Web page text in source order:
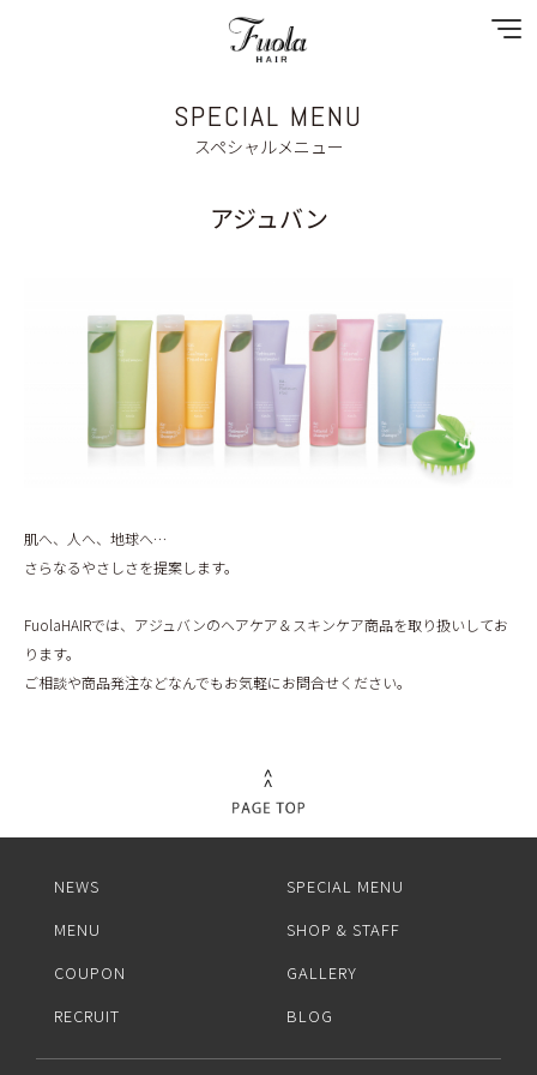
SHOP & STAFF
GALLERY
BLOG
SPECIAL MENU
スペシャルメニュー
アジュバン
肌へ、人へ、地球へ…
さらなるやさしさを提案します。
FuolaHAIRでは、アジュバンのヘアケア＆スキンケア商品を取り扱いしてお
ります。
ご相談や商品発注などなんでもお気軽にお問合せください。
NEWS
SPECIAL MENU
MENU
SHOP & STAFF
COUPON
GALLERY
RECRUIT
BLOG